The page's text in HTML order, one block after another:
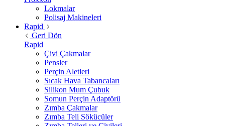
Lokmalar
Polisaj Makineleri
Rapid
Geri Dön
Rapid
Çivi Çakmalar
Pensler
Perçin Aletleri
Sıcak Hava Tabancaları
Silikon Mum Çubuk
Somun Perçin Adaptörü
Zımba Çakmalar
Zımba Teli Sökücüler